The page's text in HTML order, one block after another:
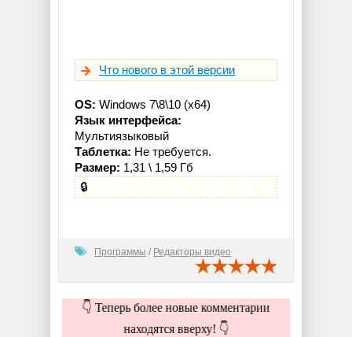
Что нового в этой версии
OS: Windows 7\8\10 (x64)
Язык интерфейса:
Мультиязыковый
Таблетка: Не требуется.
Размер: 1,31 \ 1,59 Гб
🔒
Программы / Редакторы видео
👇 Теперь более новые комментарии
находятся вверху! 👇